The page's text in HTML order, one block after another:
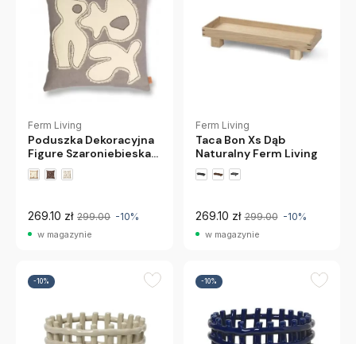
Ferm Living
Poduszka Dekoracyjna
Figure Szaroniebieska
Ferm Living
269.10 zł 299.00 -10%
w magazynie
Ferm Living
Taca Bon Xs Dąb
Naturalny Ferm Living
269.10 zł 299.00 -10%
w magazynie
-10% -10%